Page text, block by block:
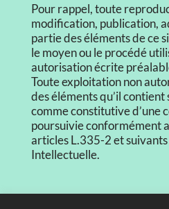
Pour rappel, toute
modification, publication,
partie des éléments de ce
le moyen ou le procédé
autorisation écrite
Toute exploitation non
des éléments qu’il
comme constitutive d’une
poursuivie conformément
articles L.335-2 et
Intellectuelle.